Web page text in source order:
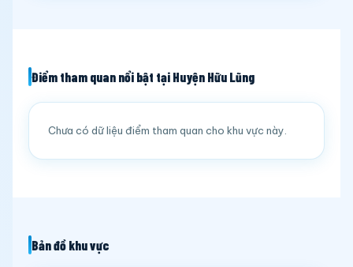
Điểm tham quan nổi bật tại Huyện Hữu Lũng
Chưa có dữ liệu điểm tham quan cho khu vực này.
Bản đồ khu vực